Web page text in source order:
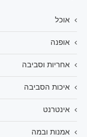
אוכל
אופנה
אחריות וסביבה
איכות הסביבה
אינטרנט
אמנות ובמה